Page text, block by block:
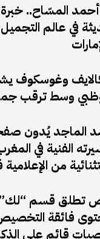
المسّاح..
في عالم
وسط ترقب
الماجد يُدون
الفنية في
من
تطلق قسم “لك”
فائقة
قائم على